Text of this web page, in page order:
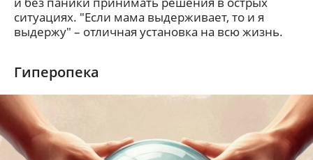
ситуациях. "Если мама выдерживает, то и я
выдержу" – отличная установка на всю жизнь.
Гиперопека